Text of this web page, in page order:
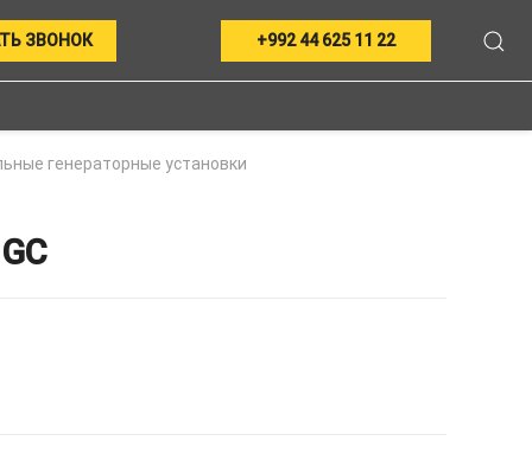
ЗВОНОК +992 44 625 11 22
генераторные установки